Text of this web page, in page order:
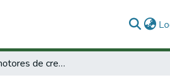
Hongos promotores de crecimiento vegetal-hpcv asociados con heterorrizas de pinus caribaea y esporocarpos de rhizopogon luteolus